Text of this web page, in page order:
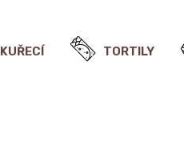
KUŘECÍ TORTILY